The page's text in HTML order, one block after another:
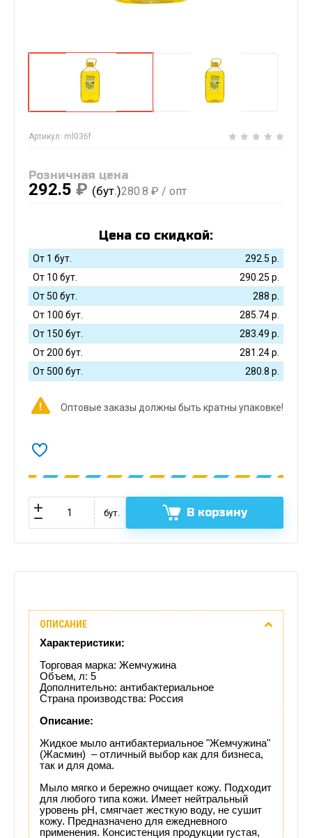
Артикул: ml036f
Розничная цена
292.5 ₽ (бут.)280.8 ₽ / опт
Цена со скидкой:
От 1 бут. 292.5 р.
От 10 бут.
290.25 р.
От 50 бут.
288 р.
От 100 бут.
285.74р.
От 150 бут.
283.49 р.
От 200 бут.
281.24р.
От 500 бут.
280.8 р.
Оптовые заказы должны быть кратны упаковке!
бут. В корзину
Отзывы
(0)
Доставка
этого
товара
ОПИСАНИЕ
Характеристики:
Торговая марка: Жемчужина
Объем, л: 5
Дополнительно: антибактериальное
Страна производства: Россия
Описание:
Жидкое мыло антибактериальное "Жемчужина"
(Жасмин) – отличный выбор как для бизнеса,
так и для дома.
Мыло мягко и бережно очищает кожу. Подходит
для любого типа кожи. Имеет нейтральный
уровень рН, смягчает жесткую воду, не сушит
кожу. Предназначено для ежедневного
применения. Консистенция продукции густая,